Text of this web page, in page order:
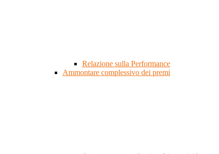
Relazione sulla Performance
Ammontare complessivo dei premi